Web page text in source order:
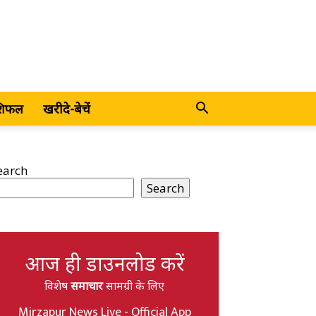
खरीदे-बेचें
Search
आज ही डाउनलोड करें
विशेषसमाचारसामग्री के लिए